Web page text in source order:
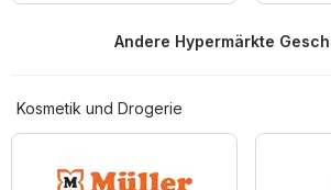
Andere Hypermärkte
Kosmetik und Drogerie